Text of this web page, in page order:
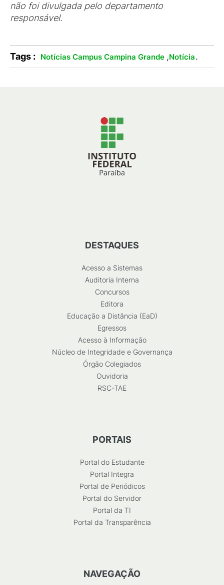
não foi divulgada pelo departamento
responsável.
Tags : Notícias Campus Campina Grande ,Notícia.
DESTAQUES
Acesso a Sistemas
Auditoria Interna
Concursos
Editora
Educação a Distância (EaD)
Egressos
Acesso à Informação
Núcleo de Integridade e Governança
Órgão Colegiados
Ouvidoria
RSC-TAE
PORTAIS
Portal do Estudante
Portal Integra
Portal de Periódicos
Portal do Servidor
Portal da TI
Portal da Transparência
NAVEGAÇÃO